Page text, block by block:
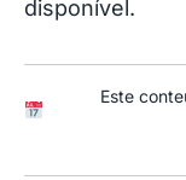
disponível.
Este